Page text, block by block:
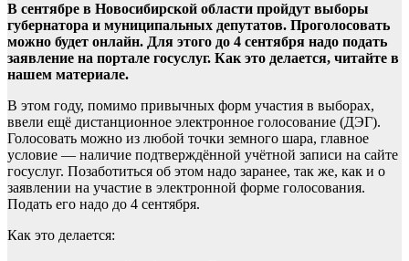
В сентябре в Новосибирской области пройдут выборы
губернатора и муниципальных депутатов. Проголосовать
можно будет онлайн. Для этого до 4 сентября надо подать
заявление на портале госуслуг. Как это делается, читайте в
нашем материале.
В этом году, помимо привычных форм участия в выборах,
ввели ещё дистанционное электронное голосование (ДЭГ).
Голосовать можно из любой точки земного шара, главное
условие — наличие подтверждённой учётной записи на сайте
госуслуг. Позаботиться об этом надо заранее, так же, как и о
заявлении на участие в электронной форме голосования.
Подать его надо до 4 сентября.
Как это делается: